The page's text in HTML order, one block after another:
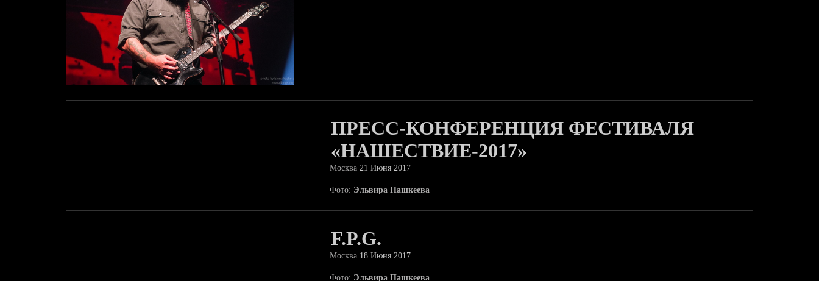
ПРЕСС-КОНФЕРЕНЦИЯ ФЕСТИВАЛЯ
«НАШЕСТВИЕ-2017»
Москва 21 Июня 2017
Фото: Эльвира Пашкеева
F.P.G.
Москва 18 Июня 2017
Фото: Эльвира Пашкеева